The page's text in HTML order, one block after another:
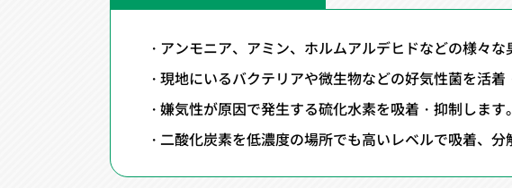
アンモニア、アミン、ホルムアルデヒドなどの様々な
現地にいるバクテリアや微生物などの好気性菌を活
嫌気性が原因で発生する硫化水素を吸着・抑制します。
二酸化炭素を低濃度の場所でも高いレベルで吸着、分